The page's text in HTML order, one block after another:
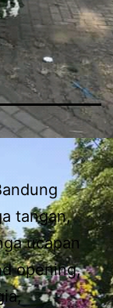
tangan,
ucapan
opening,